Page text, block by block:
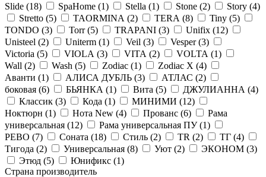
Slide (18) SpaHome (1) Stella (1) Stone (2) Story (4)
Stretto (5) TAORMINA (2) TERA (8) Tiny (5)
TONDO (3) Torr (5) TRAPANI (3) Unifix (12)
Unisteel (2) Uniterm (1) Veil (3) Vesper (3)
Victoria (5) VIOLA (3) VITA (2) VOLTA (1)
Wall (2) Wash (5) Zodiac (1) Zodiac X (4)
Аванти (1) АЛИСА ДУБЛЬ (3) АТЛАС (2)
боковая (6) БЬЯНКА (1) Вита (5) ДЖУЛИАННА (4)
Классик (3) Кода (1) МИНИМИ (12)
Ноктюрн (1) Нота New (4) Прованс (6)
Рама
универсальная (12) Рама универсальная ПУ (1)
РЕВО (7) Соната (18) Стиль (2) ТR (2) ТГ (4)
Тигода (2) Универсальная (8) Уют (2) ЭКОНОМ (3)
Этюд (5) Юнификс (1)
Страна производитель